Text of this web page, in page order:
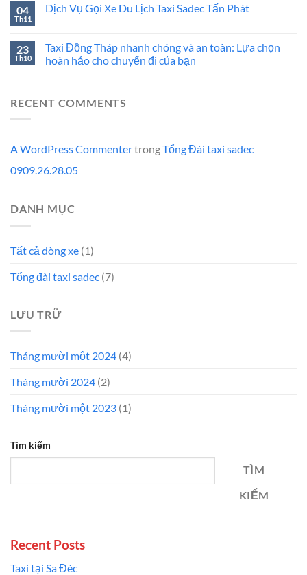
04
Th11
Dịch Vụ Gọi Xe Du Lịch Taxi Sadec Tấn Phát
23
Th10
Taxi Đồng Tháp nhanh chóng và an toàn: Lựa chọn
hoàn hảo cho chuyến đi của bạn
RECENT COMMENTS
A WordPress CommentertrongTổng Đài taxi sadec
0909.26.28.05
DANH MỤC
Tất cả dòng xe (1)
Tổng đài taxi sadec (7)
LƯU TRỮ
Tháng mười một 2024 (4)
Tháng mười 2024 (2)
Tháng mười một 2023 (1)
Tìm kiếm
TÌM
KIẾM
Recent Posts
Taxi tại Sa Đéc